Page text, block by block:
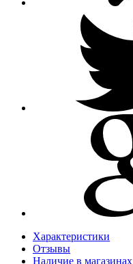
Характеристики
Отзывы
Наличие в магазинах